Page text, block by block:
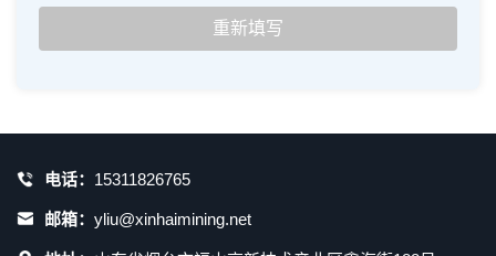
电话： 15311826765
邮箱： yliu@xinhaimining.net